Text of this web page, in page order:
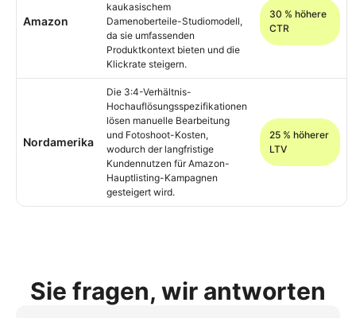
Amazon
kaukasischem
Damenoberteile-Studiomodell,
da sie umfassenden
Produktkontext bieten und die
Klickrate steigern.
30 % höhere
CTR
Nordamerika
Die 3:4-Verhältnis-
Hochauflösungsspezifikationen
lösen manuelle Bearbeitung
und Fotoshoot-Kosten,
wodurch der langfristige
Kundennutzen für Amazon-
Hauptlisting-Kampagnen
gesteigert wird.
25 % höherer
LTV
Sie fragen, wir antworten